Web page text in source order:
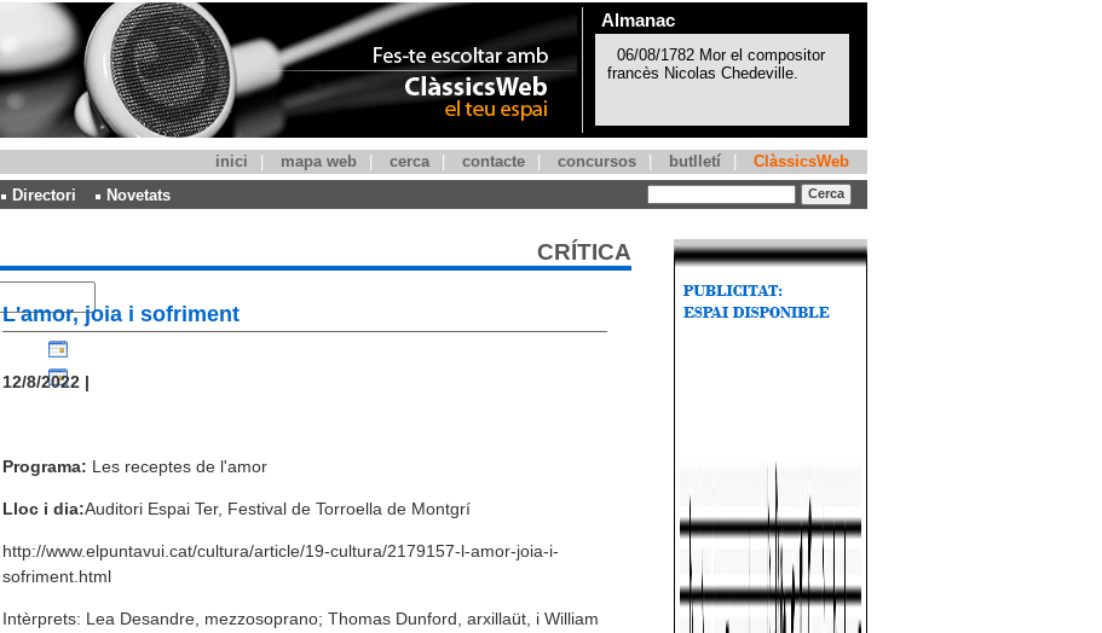
Almanac
inici mapa web cerca contacte concursos butlletí
ClàssicsWeb
Directori Novetats
CRÍTICA
L'amor, joia i sofriment
12/8/2022 |
Programa: Les receptes de l'amor
Lloc i dia:Auditori Espai Ter, Festival de Torroella de Montgrí
http://www.elpuntavui.cat/cultura/article/19-cultura/2179157-l-amor-joia-i-
sofriment.html
Intèrprets: Lea Desandre, mezzosoprano; Thomas Dunford, arxillaüt, i William